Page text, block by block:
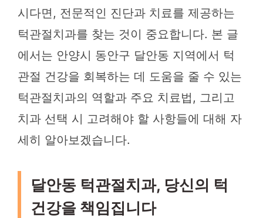
시다면, 전문적인 진단과 치료를 제공하는
턱관절치과를 찾는 것이 중요합니다. 본 글
에서는 안양시 동안구 달안동 지역에서 턱
관절 건강을 회복하는 데 도움을 줄 수 있는
턱관절치과의 역할과 주요 치료법, 그리고
치과 선택 시 고려해야 할 사항들에 대해 자
세히 알아보겠습니다.
달안동 턱관절치과, 당신의 턱
건강을 책임집니다